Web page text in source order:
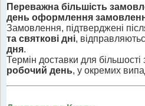
Переважна більшість
день оформлення
Замовлення, підтверджені
та святкові дні,
дня.
Термін доставки для
робочий день, у окремих